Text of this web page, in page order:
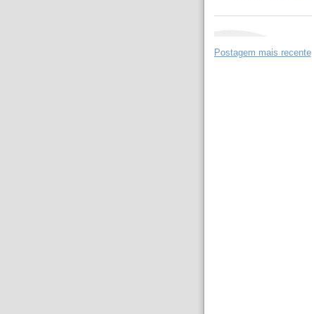
Postagem mais recente